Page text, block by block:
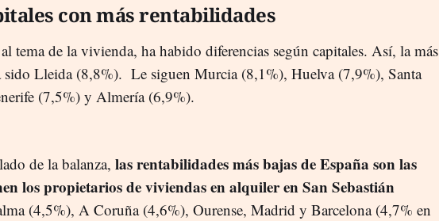
con más rentabilidades
tema de la vivienda, ha habido diferencias según capitales. Así, la más
sido Lleida (8,8%). Le siguen Murcia (8,1%), Huelva (7,9%), Santa
(7,5%) y Almería (6,9%).
de la balanza, las rentabilidades más bajas de España son las
los propietarios de viviendas en alquiler en San Sebastián
(4,5%), A Coruña (4,6%), Ourense, Madrid y Barcelona (4,7% en